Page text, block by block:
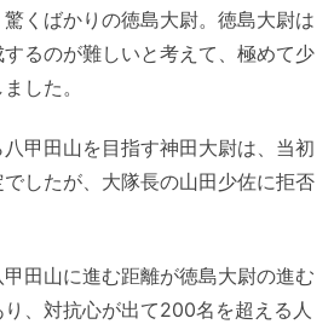
くばかりの徳島大尉。徳島大尉は
るのが難しいと考えて、極めて少
した。
甲田山を目指す神田大尉は、当初
したが、大隊長の山田少佐に拒否
田山に進む距離が徳島大尉の進む
、対抗心が出て200名を超える人